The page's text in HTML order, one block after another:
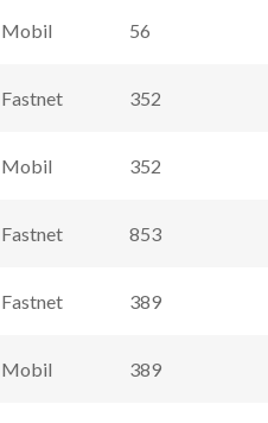
Mobil 56
Fastnet 352
Mobil 352
Fastnet 853
Fastnet 389
Mobil 389